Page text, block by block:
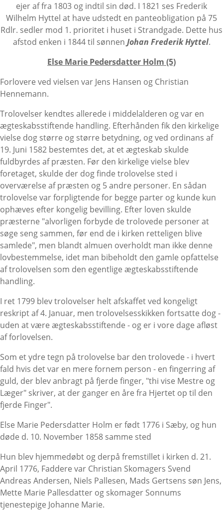
ejer af fra 1803 og indtil sin død. I 1821 ses Frederik
Wilhelm Hyttel at have udstedt en panteobligation på 75
Rdlr. sedler mod 1. prioritet i huset i Strandgade. Dette hus
afstod enken i 1844 til sønnen Johan Frederik Hyttel.
Else Marie Pedersdatter Holm (5)
Forlovere ved vielsen var Jens Hansen og Christian
Hennemann.
Trolovelser kendtes allerede i middelalderen og var en
ægteskabsstiftende handling. Efterhånden fik den kirkelige
vielse dog større og større betydning, og ved ordinans af
19. Juni 1582 bestemtes det, at et ægteskab skulde
fuldbyrdes af præsten. Før den kirkelige vielse blev
foretaget, skulde der dog finde trolovelse sted i
overværelse af præsten og 5 andre personer. En sådan
trolovelse var forpligtende for begge parter og kunde kun
ophæves efter kongelig bevilling. Efter loven skulde
præsterne "alvorligen forbyde de trolovede personer at
søge seng sammen, før end de i kirken retteligen blive
samlede", men blandt almuen overholdt man ikke denne
lovbestemmelse, idet man bibeholdt den gamle opfattelse
af trolovelsen som den egentlige ægteskabsstiftende
handling.
I ret 1799 blev trolovelser helt afskaffet ved kongeligt
reskript af 4. Januar, men trolovelsesskikken fortsatte dog -
uden at være ægteskabsstiftende - og er i vore dage afløst
af forlovelsen.
Som et ydre tegn på trolovelse bar den trolovede - i hvert
fald hvis det var en mere fornem person - en fingerring af
guld, der blev anbragt på fjerde finger, "thi vise Mestre og
Læger" skriver, at der ganger en åre fra Hjertet op til den
fjerde Finger".
Else Marie Pedersdatter Holm er født 1776 i Sæby, og hun
døde d. 10. November 1858 samme sted
Hun blev hjemmedøbt og derpå fremstillet i kirken d. 21.
April 1776, Faddere var Christian Skomagers Svend
Andreas Andersen, Niels Pallesen, Mads Gertsens søn Jens,
Mette Marie Pallesdatter og skomager Sonnums
tjenestepige Johanne Marie.